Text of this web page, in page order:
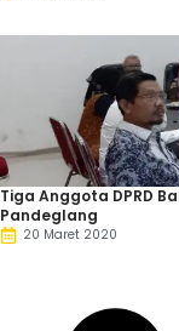
Tiga Anggota DPRD
Pandeglang
20 Maret 2020